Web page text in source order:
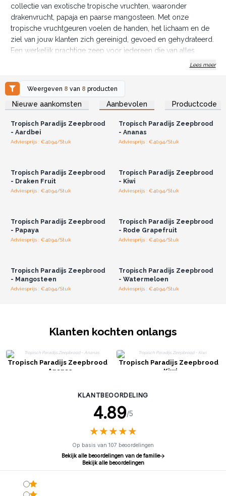
collectie van exotische tropische vruchten, waaronder
drakenvrucht, papaja en paarse mangosteen. Met onze
tropische vruchtgeuren voelen de handen, het lichaam en de
ziel van jouw klanten zich gereinigd, gevoed en gehydrateerd.
Een werkelijk prachtige zeep voor iedereen die van alles
Geleverd in broodvorm van 1,1 kg. Uit elk brood haal je
ongeveer 113 stukken van 100 gram. Verkoopprijs €2,90 per
stuk — dat levert €38 per brood op.
✋ Handgemaakt — 🌺 Geweldige Geuren — 🌈 Prachtige
Kleuren
Lees meer
Weergeven 8 van 8 producten
Nieuwe aankomsten Aanbevolen Productcode
Log in of registreer u voor
groothandelsprijzen.
Tropisch Paradijs Zeepbrood
- Aardbei
Adviesprijs : €40.94/Stuk
Log in of registreer u voor
groothandelsprijzen.
Tropisch Paradijs Zeepbrood
- Ananas
Adviesprijs : €40.94/Stuk
Tropisch Paradijs Zeepbrood
- Draken Fruit
Adviesprijs : €40.94/Stuk
Tropisch Paradijs Zeepbrood
- Kiwi
Adviesprijs : €40.94/Stuk
Tropisch Paradijs Zeepbrood
- Papaya
Adviesprijs : €40.94/Stuk
Tropisch Paradijs Zeepbrood
- Rode Grapefruit
Adviesprijs : €40.94/Stuk
Tropisch Paradijs Zeepbrood
- Mangosteen
Adviesprijs : €40.94/Stuk
Tropisch Paradijs Zeepbrood
- Watermeloen
Adviesprijs : €40.94/Stuk
Klanten kochten onlangs
Tropisch Paradijs Zeepbrood
- Ananas
Tropisch Paradijs Zeepbrood
- Kiwi
KLANTBEOORDELING
4.89/5
★★★★★
★★★★★
Op basis van 107 beoordelingen
Bekijk alle beoordelingen van de familie
Bekijk alle beoordelingen